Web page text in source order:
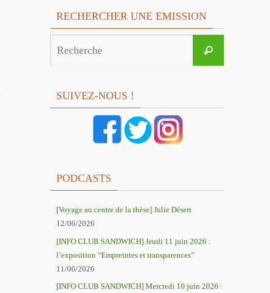
RECHERCHER UNE EMISSION
Recherche
SUIVEZ-NOUS !
PODCASTS
[Voyage au centre de la thèse] Julie Désert
12/06/2026
[INFO CLUB SANDWICH] Jeudi 11 juin 2026 :
l’exposition “Empreintes et transparences”
11/06/2026
[INFO CLUB SANDWICH] Mercredi 10 juin 2026 :